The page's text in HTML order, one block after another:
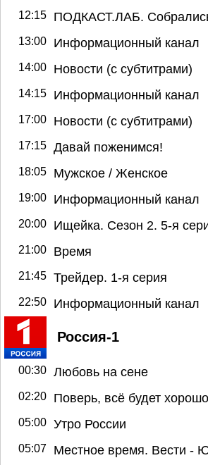
12:15 ПОДКАСТ.ЛАБ.
13:00 Информационный канал
14:00 Новости (с субтитрами)
14:15 Информационный канал
17:00 Новости (с субтитрами)
17:15 Давай поженимся!
18:05 Мужское / Женское
19:00 Информационный канал
20:00 Ищейка. Сезон 2. 5-я
21:00 Время
21:45 Трейдер. 1-я серия
22:50 Информационный канал
Россия-1
00:30 Любовь на сене
02:20 Поверь, всё будет хорошо
05:00 Утро России
05:07 Местное время. Вести -